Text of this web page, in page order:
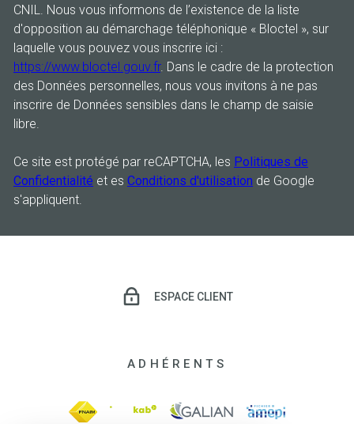
CNIL. Nous vous informons de l’existence de la liste
d'opposition au démarchage téléphonique « Bloctel », sur
laquelle vous pouvez vous inscrire ici :
https://www.bloctel.gouv.fr. Dans le cadre de la protection
des Données personnelles, nous vous invitons à ne pas
inscrire de Données sensibles dans le champ de saisie
libre.
Ce site est protégé par reCAPTCHA, les Politiques de
Confidentialité et es Conditions d'utilisation de Google
s'appliquent.
ESPACE CLIENT
ADHÉRENTS